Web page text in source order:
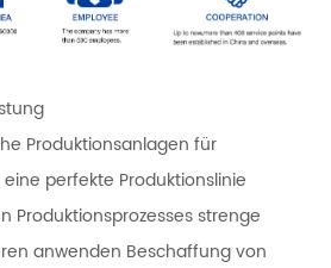
Produktionsanlagen für
perfekte Produktionslinie
Produktionsprozesses strenge
anwenden Beschaffung von